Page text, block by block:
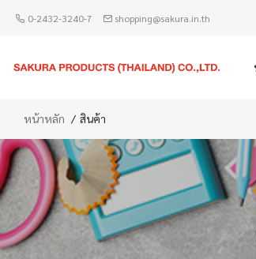
0-2432-3240-7 shopping@sakura.in.th
หน้าหลัก สินค้า